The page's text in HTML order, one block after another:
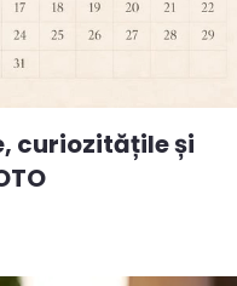
curiozitățile și